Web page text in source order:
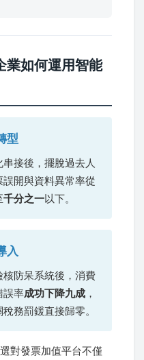
業如何運用智能
型
接後，擺脫過去人
開與資料異常率從
千分之一以下。
入
防呆系統後，消費
誤率成功下降九成 ，
務罰鍰直接歸零。
對發票加值平台不僅